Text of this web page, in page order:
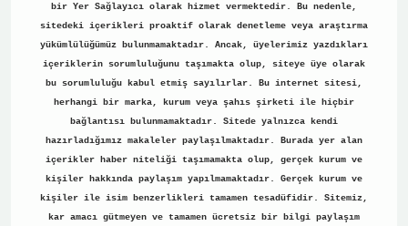
bir Yer Sağlayıcı olarak hizmet vermektedir. Bu nedenle,
sitedeki içerikleri proaktif olarak denetleme veya araştırma
yükümlülüğümüz bulunmamaktadır. Ancak, üyelerimiz yazdıkları
içeriklerin sorumluluğunu taşımakta olup, siteye üye olarak
bu sorumluluğu kabul etmiş sayılırlar. Bu internet sitesi,
herhangi bir marka, kurum veya şahıs şirketi ile hiçbir
bağlantısı bulunmamaktadır. Sitede yalnızca kendi
hazırladığımız makaleler paylaşılmaktadır. Burada yer alan
içerikler haber niteliği taşımamakta olup, gerçek kurum ve
kişiler hakkında paylaşım yapılmamaktadır. Gerçek kurum ve
kişiler ile isim benzerlikleri tamamen tesadüfidir. Sitemiz,
kar amacı gütmeyen ve tamamen ücretsiz bir bilgi paylaşım